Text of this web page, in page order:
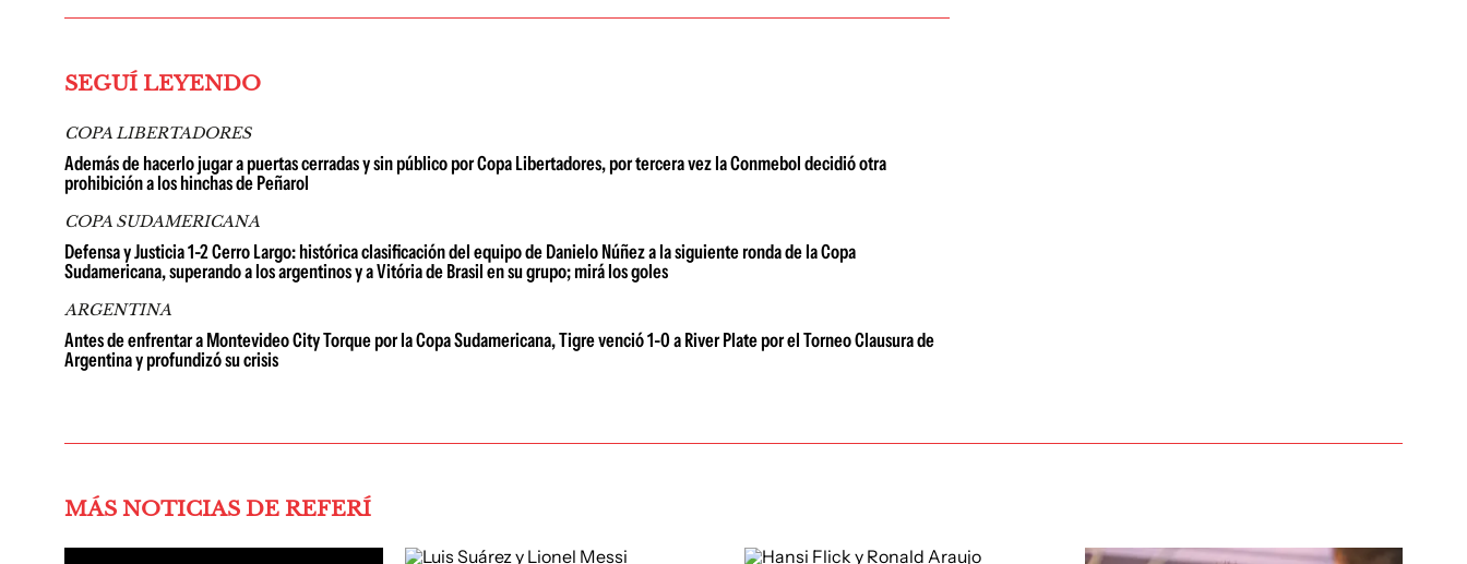
SEGUÍ LEYENDO
COPA LIBERTADORES
Además de hacerlo jugar a puertas cerradas y sin público por Copa Libertadores, por tercera vez la Conmebol decidió otra
prohibición a los hinchas de Peñarol
COPA SUDAMERICANA
Defensa y Justicia 1-2 Cerro Largo: histórica clasificación del equipo de Danielo Núñez a la siguiente ronda de la Copa
Sudamericana, superando a los argentinos y a Vitória de Brasil en su grupo; mirá los goles
ARGENTINA
Antes de enfrentar a Montevideo City Torque por la Copa Sudamericana, Tigre venció 1-0 a River Plate por el Torneo Clausura de
Argentina y profundizó su crisis
MÁS NOTICIAS DE REFERÍ